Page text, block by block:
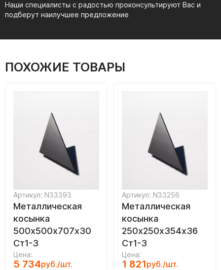
Наши специалисты с радостью проконсультируют Вас и
подберут наилучшее предложение
ПОХОЖИЕ ТОВАРЫ
Артикул: N33393
Металлическая
косынка
500х500х707х30
Ст1-3
Цена:
5 734руб./шт.
Артикул: N33256
Металлическая
косынка
250х250х354х36
Ст1-3
Цена:
1 821руб./шт.